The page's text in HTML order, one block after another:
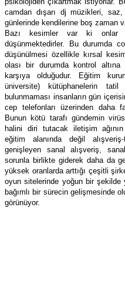
camdan dışarı dj müzikleri,
günlerinde kendilerine boş zaman
Bazı kesimler var ki onlar
düşünmektedirler. Bu durumda
düşünülmesi özellikle kırsal
olası bir durumda kontrol
karşıya olduğudur. Eğitim
üniversite) kütüphanelerin
bulunmaması insanların gün
cep telefonları üzerinden daha
Bunun kötü tarafı gündemin
halini diri tutacak iletişim
eğitim alanında değil
genişleyen sanal alışveriş,
sorunla birlikte giderek daha da
yüksek oranlarda arttığı çeşitli
oyun sitelerinde yoğun bir şekilde
bağımlı bir sürecin gelişmesinde
görünüyor.